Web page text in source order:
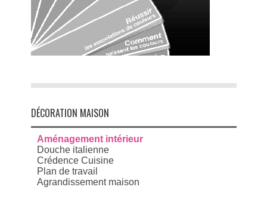
DÉCORATION MAISON
Aménagement intérieur
Douche italienne
Crédence Cuisine
Plan de travail
Agrandissement maison